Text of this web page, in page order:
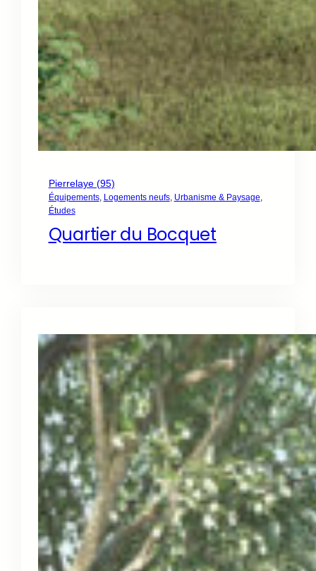
Pierrelaye (95)
Équipements, Logements neufs, Urbanisme & Paysage ,
Études
Quartier du Bocquet